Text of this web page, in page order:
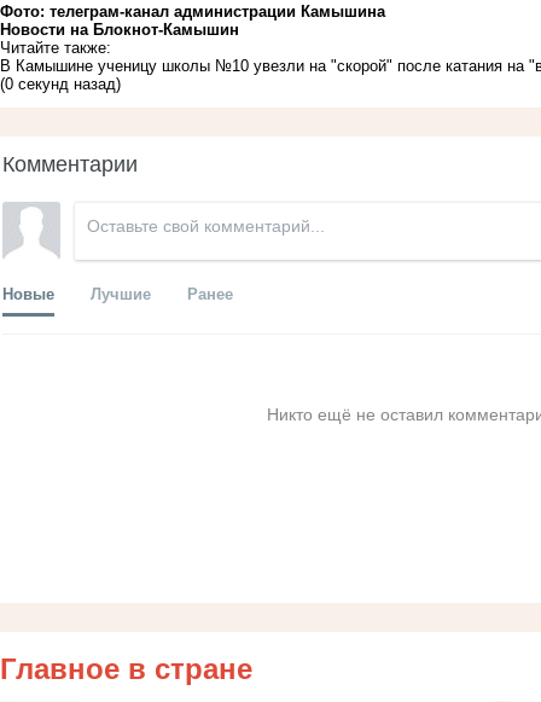
Фото: телеграм-канал администрации Камышина
Новости на Блoкнoт-Камышин
Читайте также:
В Камышине ученицу школы №10 увезли на "скорой" после катания на
(0 секунд назад)
Комментарии
Новые Лучшие Ранее
Никто ещё не оставил
Главное в стране